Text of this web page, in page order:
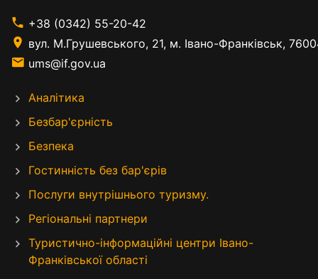
+38 (0342) 55-20-42
вул. М.Грушевського, 21, м. Івано-Франківськ,
ums@if.gov.ua
Аналітика
Безбар'єрність
Безпека
Гостинність без бар'єрів
Послуги внутрішнього туризму.
Регіональні партнери
Туристично-інформаційні центри Івано-
Франківської області